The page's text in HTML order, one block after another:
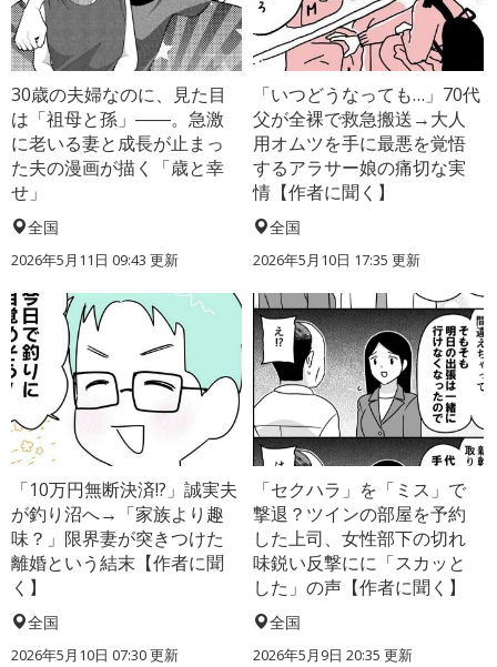
30歳の夫婦なのに、見た目
は「祖母と孫」――。急激
に老いる妻と成長が止まっ
た夫の漫画が描く「歳と幸
せ」
全国
2026年5月11日 09:43 更新
「いつどうなっても…」70代
父が全裸で救急搬送→大人
用オムツを手に最悪を覚悟
するアラサー娘の痛切な実
情【作者に聞く】
全国
2026年5月10日 17:35 更新
「10万円無断決済!?」誠実夫
が釣り沼へ→「家族より趣
味？」限界妻が突きつけた
離婚という結末【作者に聞
く】
全国
2026年5月10日 07:30 更新
「セクハラ」を「ミス」で
撃退？ツインの部屋を予約
した上司、女性部下の切れ
味鋭い反撃にに「スカッと
した」の声【作者に聞く】
全国
2026年5月9日 20:35 更新